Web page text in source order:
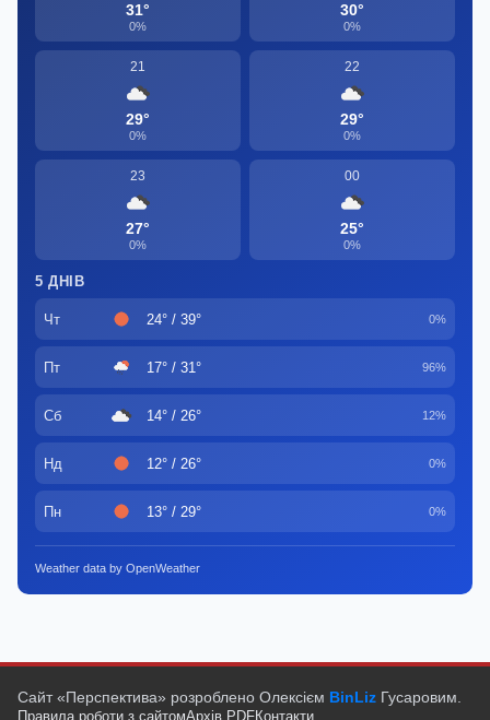
31°
0%
30°
0%
21
29°
0%
22
29°
0%
23
27°
0%
00
25°
0%
5 ДНІВ
Чт 24° / 39° 0%
Пт 17° / 31° 96%
Сб 14° / 26° 12%
Нд 12° / 26° 0%
Пн 13° / 29° 0%
Weather data by OpenWeather
Сайт «Перспектива» розроблено Олексієм BinLiz Гусаровим.
Правила роботи з сайтомАрхів PDFКонтакти